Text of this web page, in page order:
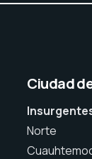
Ciudad
Norte